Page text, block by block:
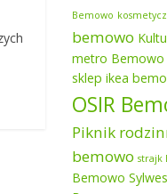
Bemowo
bemowo
metro Bemowo
sklep ikea
OSIR
Piknik
bemowo strajk
Bemowo